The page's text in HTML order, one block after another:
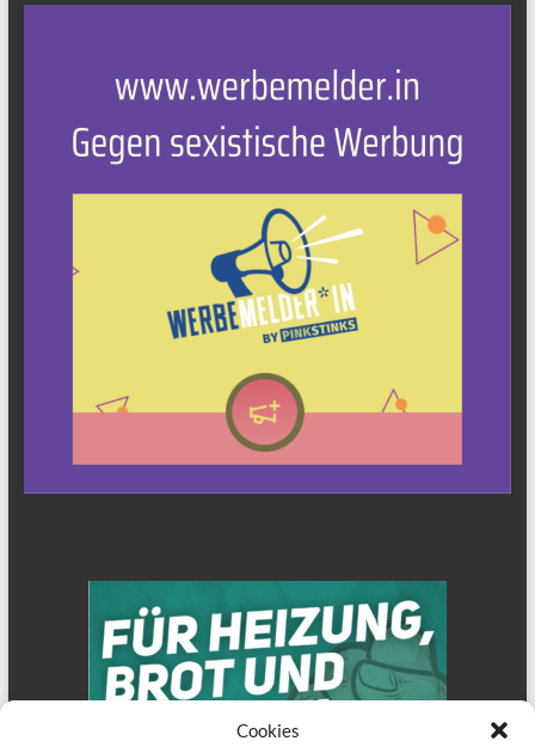
Cookies